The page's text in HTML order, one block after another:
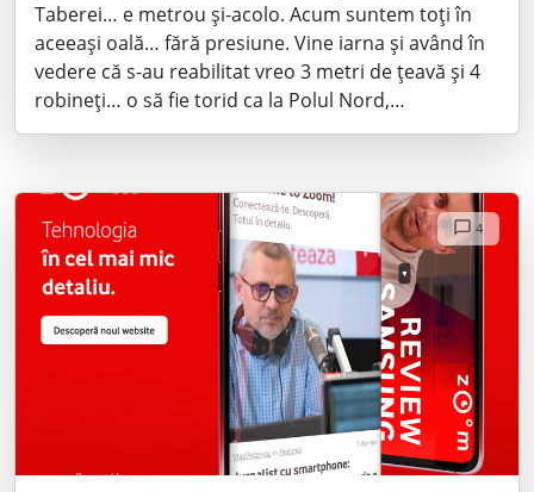
Taberei… e metrou și-acolo. Acum suntem toți în
aceeași oală… fără presiune. Vine iarna și având în
vedere că s-au reabilitat vreo 3 metri de țeavă și 4
robineți… o să fie torid ca la Polul Nord,…
4